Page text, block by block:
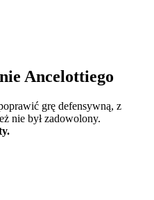
Ancelottiego
grę defensywną, z
nie był zadowolony.